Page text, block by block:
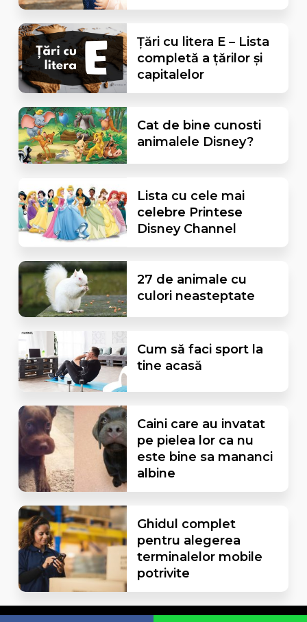
Țări cu litera E – Lista
completă a țărilor și
capitalelor
Cat de bine cunosti
animalele Disney?
Lista cu cele mai
celebre Printese
Disney Channel
27 de animale cu
culori neasteptate
Cum să faci sport la
tine acasă
Caini care au invatat
pe pielea lor ca nu
este bine sa mananci
albine
Ghidul complet
pentru alegerea
terminalelor mobile
potrivite